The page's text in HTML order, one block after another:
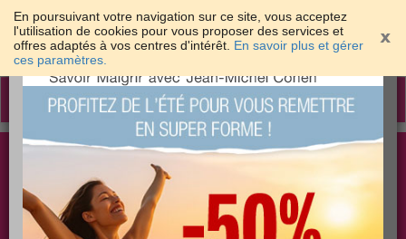
En poursuivant votre navigation sur ce site, vous acceptez
l'utilisation de cookies pour vous proposer des services et
offres adaptés à vos centres d'intérêt. En savoir plus et gérer
ces paramètres.
Toggle
Les meilleures solutions pour maigrir et être bien
dans sa peau
×